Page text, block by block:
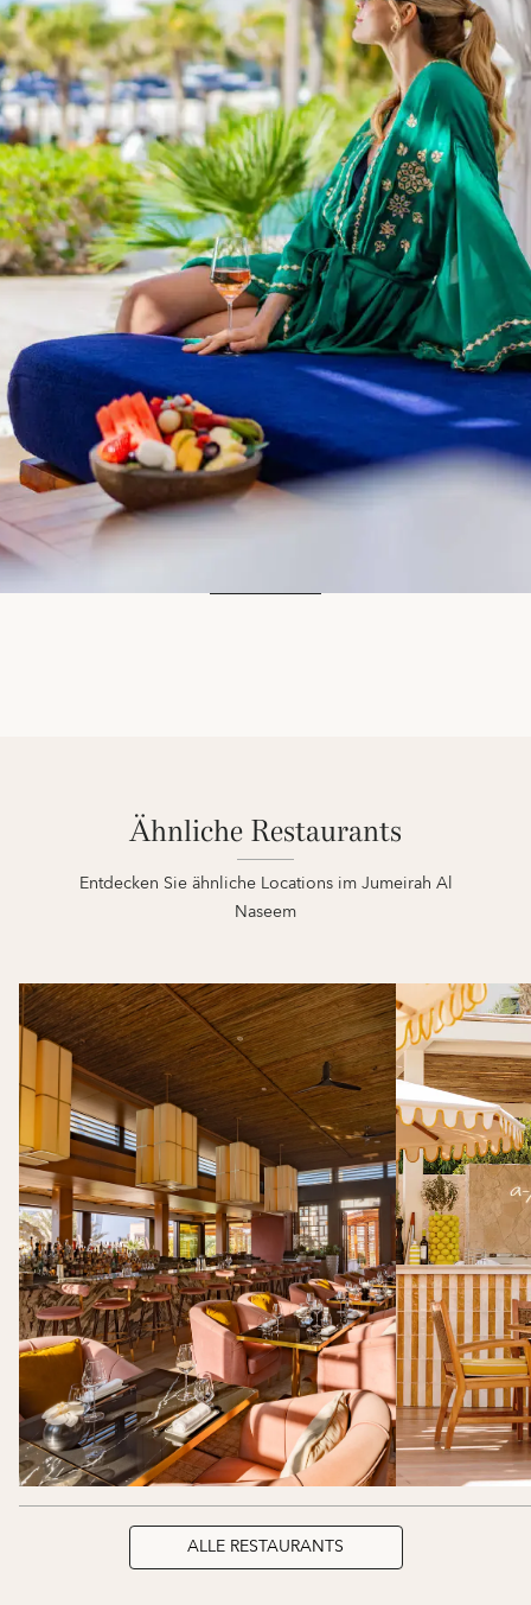
Ähnliche Restaurants
Entdecken Sie ähnliche Locations im Jumeirah Al
Naseem
ALLE RESTAURANTS